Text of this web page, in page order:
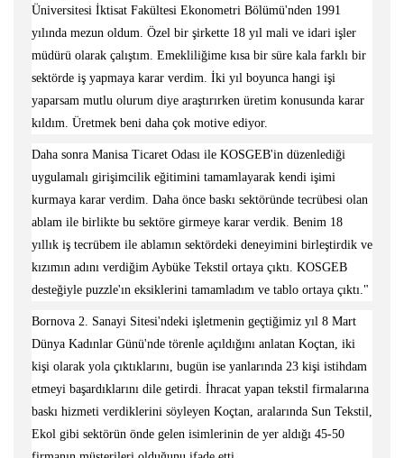
Üniversitesi İktisat Fakültesi Ekonometri Bölümü'nden 1991
yılında mezun oldum. Özel bir şirkette 18 yıl mali ve idari işler
müdürü olarak çalıştım. Emekliliğime kısa bir süre kala farklı bir
sektörde iş yapmaya karar verdim. İki yıl boyunca hangi işi
yaparsam mutlu olurum diye araştırırken üretim konusunda karar
kıldım. Üretmek beni daha çok motive ediyor.
Daha sonra Manisa Ticaret Odası ile KOSGEB'in düzenlediği
uygulamalı girişimcilik eğitimini tamamlayarak kendi işimi
kurmaya karar verdim. Daha önce baskı sektöründe tecrübesi olan
ablam ile birlikte bu sektöre girmeye karar verdik. Benim 18
yıllık iş tecrübem ile ablamın sektördeki deneyimini birleştirdik ve
kızımın adını verdiğim Aybüke Tekstil ortaya çıktı. KOSGEB
desteğiyle puzzle'ın eksiklerini tamamladım ve tablo ortaya çıktı."
Bornova 2. Sanayi Sitesi'ndeki işletmenin geçtiğimiz yıl 8 Mart
Dünya Kadınlar Günü'nde törenle açıldığını anlatan Koçtan, iki
kişi olarak yola çıktıklarını, bugün ise yanlarında 23 kişi istihdam
etmeyi başardıklarını dile getirdi. İhracat yapan tekstil firmalarına
baskı hizmeti verdiklerini söyleyen Koçtan, aralarında Sun Tekstil,
Ekol gibi sektörün önde gelen isimlerinin de yer aldığı 45-50